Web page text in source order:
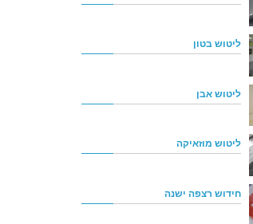
ליטוש בטון
ליטוש אבן
ליטוש מוזאיקה
חידוש רצפה ישנה